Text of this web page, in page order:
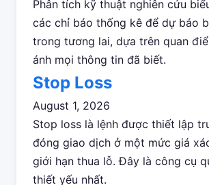
Phân tích kỹ thuật nghiên cứu
các chỉ báo thống kê để dự báo
trong tương lai, dựa trên quan
ánh mọi thông tin đã biết.
Stop Loss
August 1, 2026
Stop loss là lệnh được thiết lập
đóng giao dịch ở một mức giá
giới hạn thua lỗ. Đây là công cụ
thiết yếu nhất.